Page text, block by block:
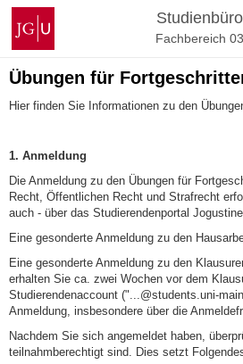
Zum
Inhalt
springen
Johannes
Gutenberg-
Universität
Mainz
Studienbüro
Fachbereich 03
Übungen für
Hier finden Sie Informationen zu den
1. Anmeldung
Die Anmeldung zu den Übungen für
Recht, Öffentlichen Recht und Strafrecht
auch - über das Studierendenportal Jogustine.
Eine gesonderte Anmeldung zu den
Eine gesonderte Anmeldung zu den
erhalten Sie ca. zwei Wochen vor dem
Studierendenaccount ("...@students.uni-
Anmeldung, insbesondere über die
Nachdem Sie sich angemeldet haben,
teilnahmberechtigt sind. Dies setzt